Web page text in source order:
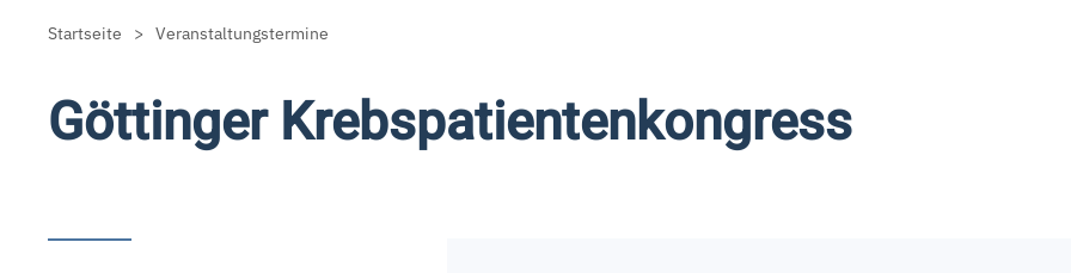
Startseite Veranstaltungstermine
Göttinger Krebspatientenkongress